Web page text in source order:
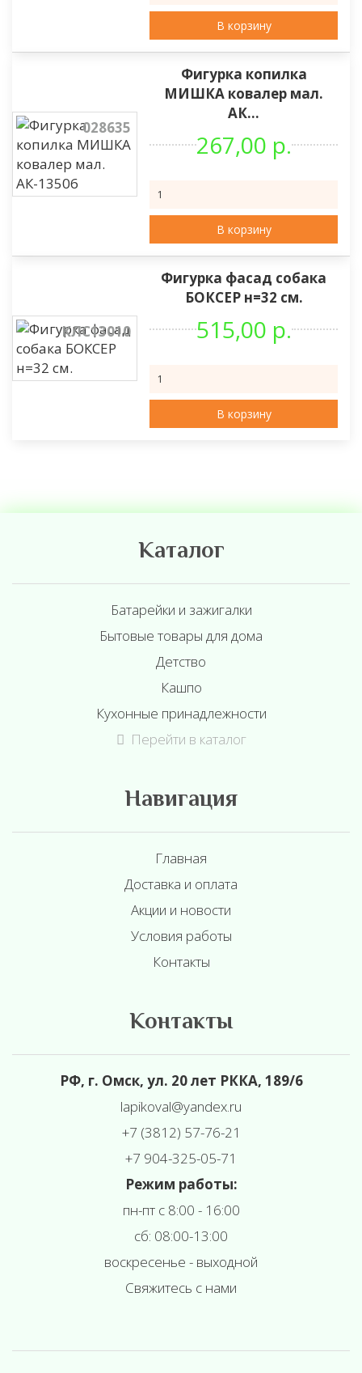
В корзину
028635
Фигурка копилка
МИШКА ковалер мал.
АК...
267,00 р.
В корзину
КЛС13010
Фигурка фасад собака
БОКСЕР н=32 см.
515,00 р.
В корзину
Каталог
Батарейки и зажигалки
Бытовые товары для дома
Детство
Кашпо
Кухонные принадлежности
Перейти в каталог
Навигация
Главная
Доставка и оплата
Акции и новости
Условия работы
Контакты
Контакты
РФ, г. Омск, ул. 20 лет РККА, 189/6
lapikoval@yandex.ru
+7 (3812) 57-76-21
+7 904-325-05-71
Режим работы:
пн-пт с 8:00 - 16:00
сб: 08:00-13:00
воскресенье - выходной
Свяжитесь с нами